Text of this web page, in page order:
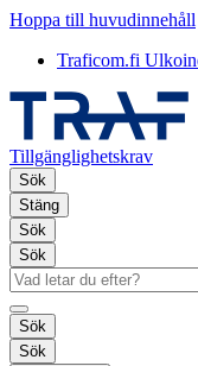
Hoppa till huvudinnehåll
Traficom.fi
Tillgänglighetskrav
Sök
Stäng
Sök
Sök
Sök
Sök